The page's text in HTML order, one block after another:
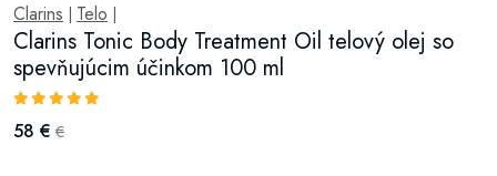
Clarins Telo
Clarins Tonic Body Treatment Oil telový olej so
spevňujúcim účinkom 100 ml
58 € €